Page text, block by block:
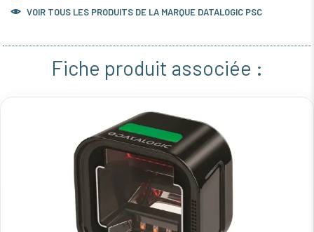
VOIR TOUS LES PRODUITS DE LA MARQUE DATALOGIC PSC
Fiche produit associée :